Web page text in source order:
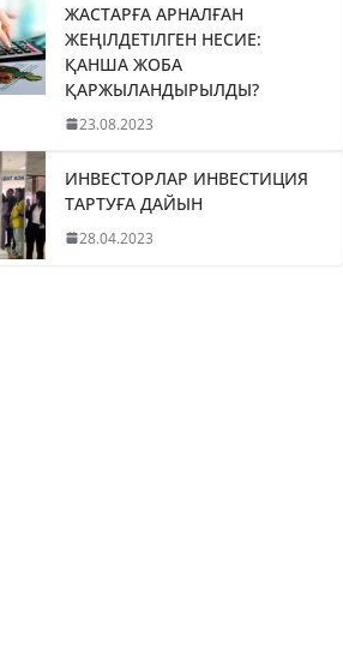
ЖАСТАРҒА АРНАЛҒАН
ЖЕҢІЛДЕТІЛГЕН НЕСИЕ:
ҚАНША ЖОБА
ҚАРЖЫЛАНДЫРЫЛДЫ?
23.08.2023
ИНВЕСТОРЛАР ИНВЕСТИЦИЯ
ТАРТУҒА ДАЙЫН
28.04.2023